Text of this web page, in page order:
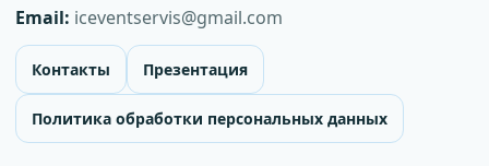
Email: iceventservis@gmail.com
Контакты Презентация
Политика обработки персональных данных